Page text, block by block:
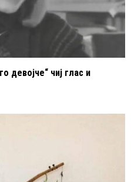
девојче“ чиј глас и